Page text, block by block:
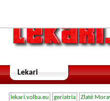
Lekari
lekari.volba.eu geriatria Zlaté